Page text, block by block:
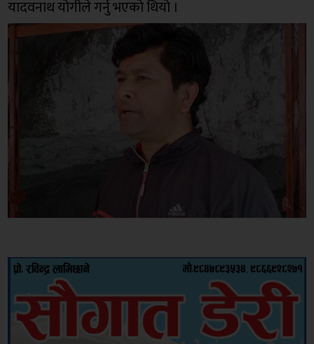
यादवनाथ योगीले गर्नु भएको थियो ।